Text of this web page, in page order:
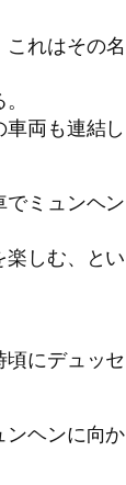
れはその名
両も連結し
ミュンヘン
しむ、とい
にデュッセ
ンヘンに向か